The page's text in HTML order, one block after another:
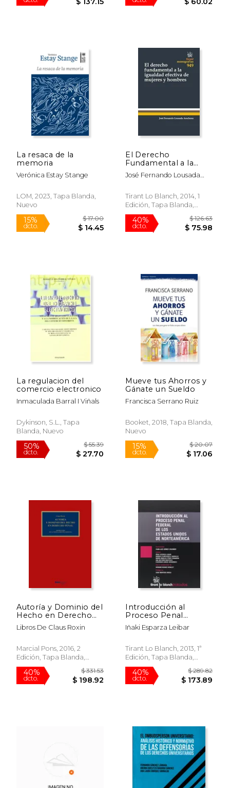
40%
dcto.
$ 228.59
$ 137.15
40%
dcto.
La resaca de la
memoria
Verónica Estay Stange
LOM, 2023, Tapa Blanda,
Nuevo
15%
El Derecho
Fundamental a la
Igualdad Efectiva de
Mujeres y Hombres
José Fernando Lousada
Tirant Lo Blanch, 2014, 1
Edición, Tapa Blanda,
Nuevo
40%
La regulacion del
comercio electronico
Inmaculada Barral I Viñals
Dykinson, S.L., Tapa
Blanda, Nuevo
50%
dcto.
$ 55.39
$ 27.70
Mueve tus Ahorros y
Gánate un Sueldo
Francisca Serrano Ruiz
Booket, 2018, Tapa Blanda,
Nuevo
15%
dcto.
Autoría y Dominio del
Hecho en Derecho
Penal
Libros De Claus Roxin
Marcial Pons, 2016, 2
Edición, Tapa Blanda,
Nuevo
Introducción al
Proceso Penal
Federal de los
Estados Unidos de
(Tratados,
Comentarios y
Iñaki Esparza Leibar
Tirant Lo Blanch, 2013, 1ª
Edición, Tapa Blanda,
Nuevo